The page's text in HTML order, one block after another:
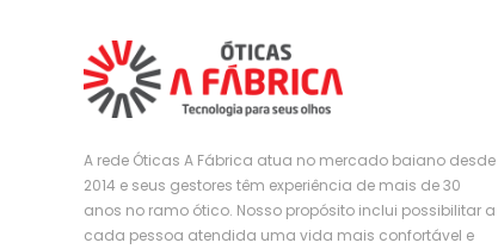
A rede Óticas A Fábrica atua no mercado baiano desde
2014 e seus gestores têm experiência de mais de 30
anos no ramo ótico. Nosso propósito inclui possibilitar a
cada pessoa atendida uma vida mais confortável e